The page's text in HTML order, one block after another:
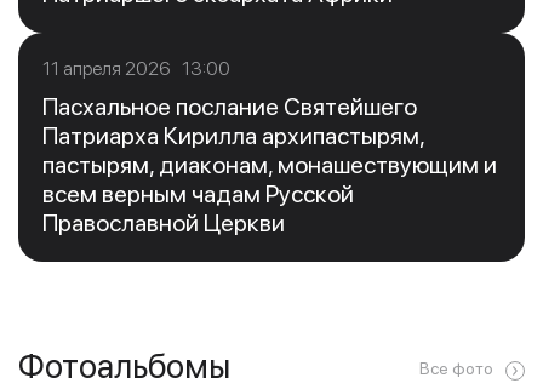
11 апреля 2026 13:00
Пасхальное послание Святейшего
Патриарха Кирилла архипастырям,
пастырям, диаконам, монашествующим и
всем верным чадам Русской
Православной Церкви
Фотоальбомы Все фото